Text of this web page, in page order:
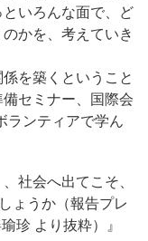
いろんな面で、ど
かを、考えていき
を築くということ
セミナー、国際会
ランティアで学ん
社会へ出てこそ、
ょうか（報告プレ
珍 より抜粋）』